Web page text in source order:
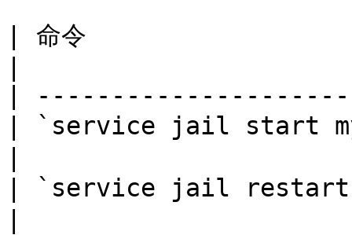
| 命令
|
| `service jail start
| `service jail restart